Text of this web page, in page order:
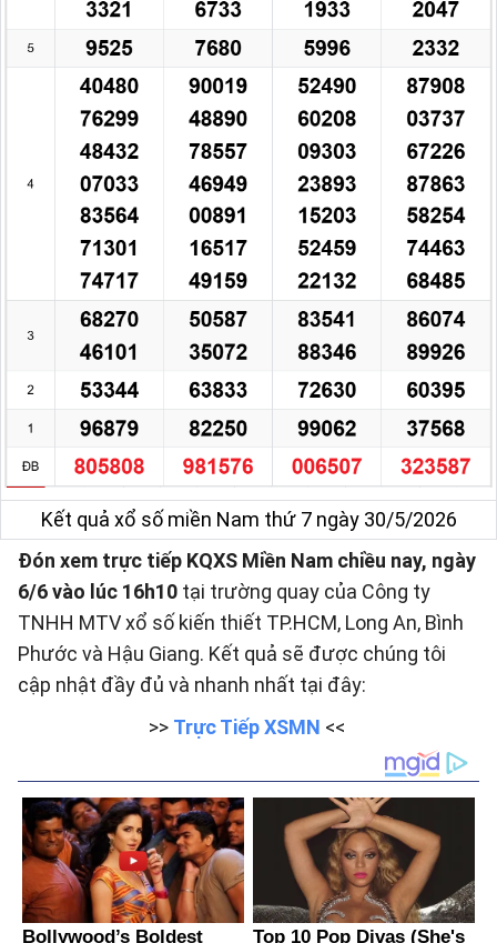
Kết quả xổ số miền Nam thứ 7 ngày 30/5/2026
Đón xem trực tiếp KQXS Miền Nam chiều nay, ngày
6/6 vào lúc 16h10 tại trường quay của Công ty
TNHH MTV xổ số kiến thiết TP.HCM, Long An, Bình
Phước và Hậu Giang. Kết quả sẽ được chúng tôi
cập nhật đầy đủ và nhanh nhất tại đây:
>> Trực Tiếp XSMN <<